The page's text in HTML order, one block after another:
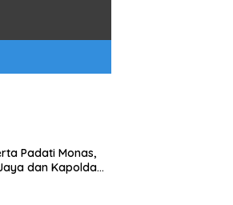
Padati Monas,
dan Kapolda